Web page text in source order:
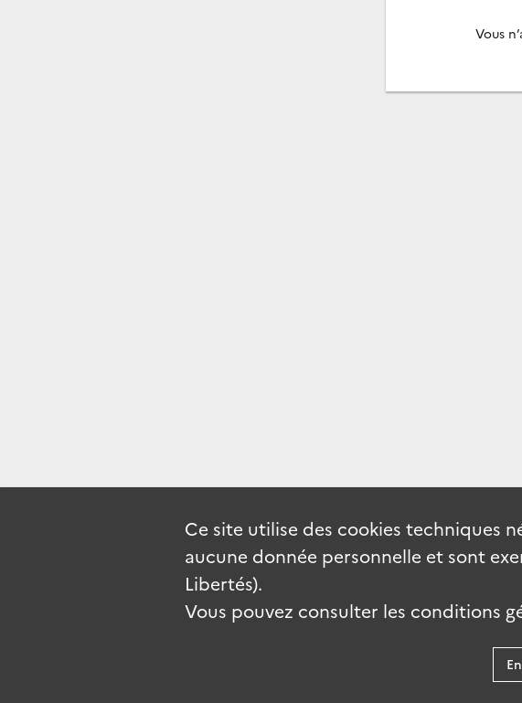
Vous
Ce site utilise des cookies techniques
aucune donnée personnelle et sont
Libertés).
Vous pouvez consulter les conditions